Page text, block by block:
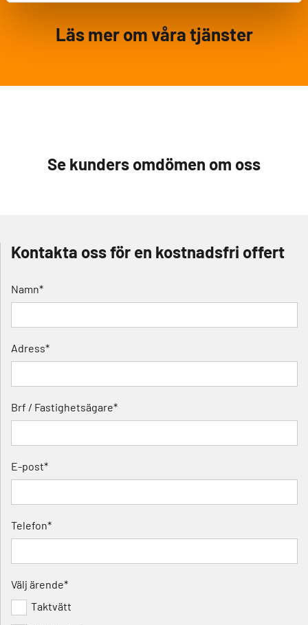
Läs mer om våra tjänster
Se kunders omdömen om oss
Kontakta oss för en kostnadsfri offert
Namn*
Adress*
Brf / Fastighetsägare*
E-post*
Telefon*
Välj ärende*
Taktvätt